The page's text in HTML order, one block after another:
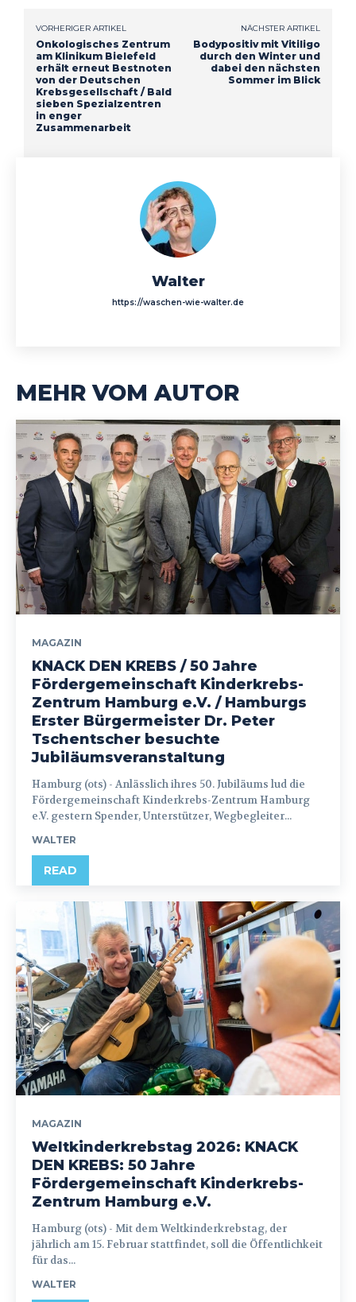
VORHERIGER ARTIKEL
Onkologisches Zentrum
am Klinikum Bielefeld
erhält erneut Bestnoten
von der Deutschen
Krebsgesellschaft / Bald
sieben Spezialzentren
in enger
Zusammenarbeit
NÄCHSTER ARTIKEL
Bodypositiv mit Vitiligo
durch den Winter und
dabei den nächsten
Sommer im Blick
Walter
https://waschen-wie-walter.de
MEHR VOM AUTOR
MAGAZIN
KNACK DEN KREBS / 50 Jahre
Fördergemeinschaft Kinderkrebs-
Zentrum Hamburg e.V. / Hamburgs
Erster Bürgermeister Dr. Peter
Tschentscher besuchte
Jubiläumsveranstaltung
Hamburg (ots) - Anlässlich ihres 50. Jubiläums lud die
Fördergemeinschaft Kinderkrebs-Zentrum Hamburg
e.V. gestern Spender, Unterstützer, Wegbegleiter...
WALTER
READ
MAGAZIN
Weltkinderkrebstag 2026: KNACK
DEN KREBS: 50 Jahre
Fördergemeinschaft Kinderkrebs-
Zentrum Hamburg e.V.
Hamburg (ots) - Mit dem Weltkinderkrebstag, der
jährlich am 15. Februar stattfindet, soll die Öffentlichkeit
für das...
WALTER